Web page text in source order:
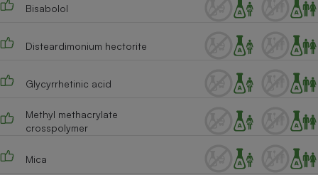
Bisabolol
Disteardimonium hectorite
Glycyrrhetinic acid
Methyl methacrylate
crosspolymer
Mica